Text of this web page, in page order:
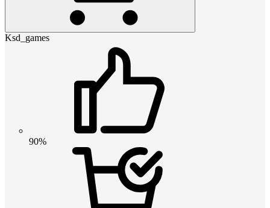
Ksd_games
90%